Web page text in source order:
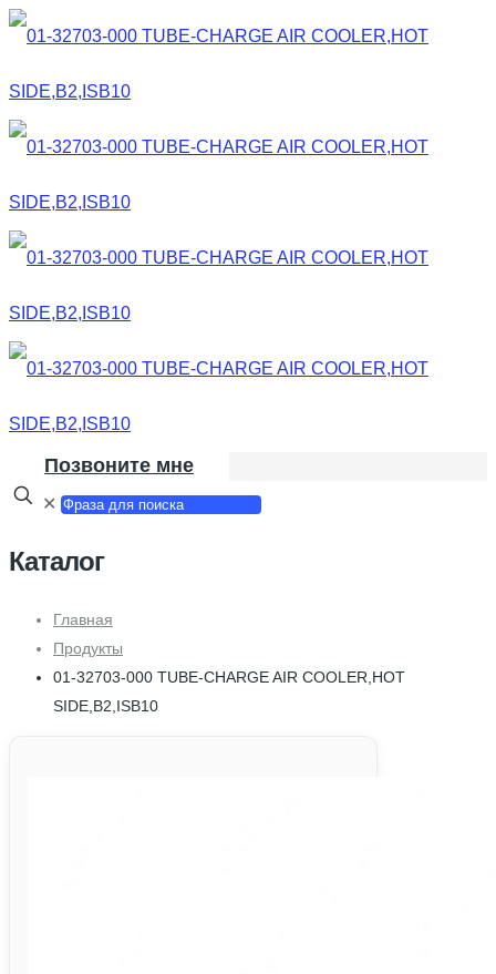
Позвоните мне
✕
Каталог
Главная
Продукты
01-32703-000 TUBE-CHARGE AIR COOLER,HOT
SIDE,B2,ISB10